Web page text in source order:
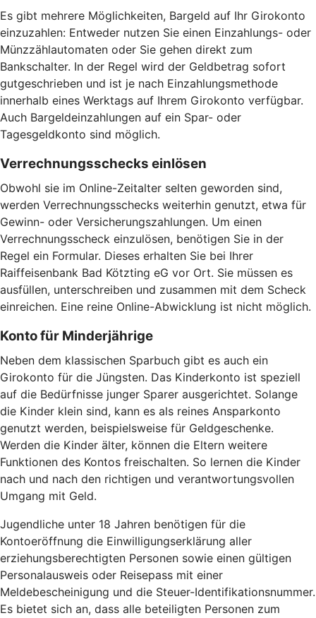
Es gibt mehrere Möglichkeiten, Bargeld auf Ihr Girokonto
einzuzahlen: Entweder nutzen Sie einen Einzahlungs- oder
Münzzählautomaten oder Sie gehen direkt zum
Bankschalter. In der Regel wird der Geldbetrag sofort
gutgeschrieben und ist je nach Einzahlungsmethode
innerhalb eines Werktags auf Ihrem Girokonto verfügbar.
Auch Bargeldeinzahlungen auf ein Spar- oder
Tagesgeldkonto sind möglich.
Verrechnungsschecks einlösen
Obwohl sie im Online-Zeitalter selten geworden sind,
werden Verrechnungsschecks weiterhin genutzt, etwa für
Gewinn- oder Versicherungszahlungen. Um einen
Verrechnungsscheck einzulösen, benötigen Sie in der
Regel ein Formular. Dieses erhalten Sie bei Ihrer
Raiffeisenbank Bad Kötzting eG vor Ort. Sie müssen es
ausfüllen, unterschreiben und zusammen mit dem Scheck
einreichen. Eine reine Online-Abwicklung ist nicht möglich.
Konto für Minderjährige
Neben dem klassischen Sparbuch gibt es auch ein
Girokonto für die Jüngsten. Das Kinderkonto ist speziell
auf die Bedürfnisse junger Sparer ausgerichtet. Solange
die Kinder klein sind, kann es als reines Ansparkonto
genutzt werden, beispielsweise für Geldgeschenke.
Werden die Kinder älter, können die Eltern weitere
Funktionen des Kontos freischalten. So lernen die Kinder
nach und nach den richtigen und verantwortungsvollen
Umgang mit Geld.
Jugendliche unter 18 Jahren benötigen für die
Kontoeröffnung die Einwilligungserklärung aller
erziehungsberechtigten Personen sowie einen gültigen
Personalausweis oder Reisepass mit einer
Meldebescheinigung und die Steuer-Identifikationsnummer.
Es bietet sich an, dass alle beteiligten Personen zum